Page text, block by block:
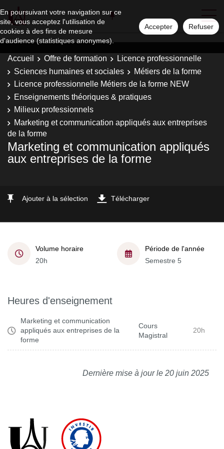
En poursuivant votre navigation sur ce
site, vous acceptez l'utilisation de
cookies à des fins de mesure
d'audience (statistiques anonymes).
Accepter Refuser
Accueil Offre de formation
Licence professionnelle
Sciences humaines et sociales
Métiers de la forme
Licence professionnelle Métiers de la forme NEW
Enseignements théoriques & pratiques
Milieux professionnels
Marketing et communication appliqués aux entreprises
de la forme
Marketing et communication appliqués
aux entreprises de la forme
Ajouter à la sélection Télécharger
Volume horaire
20h
Période de l'année
Semestre 5
Heures d'enseignement
Marketing et communication
appliqués aux entreprises de la
forme
Cours
Magistral
20h
Dernière mise à jour le 20 juin 2025